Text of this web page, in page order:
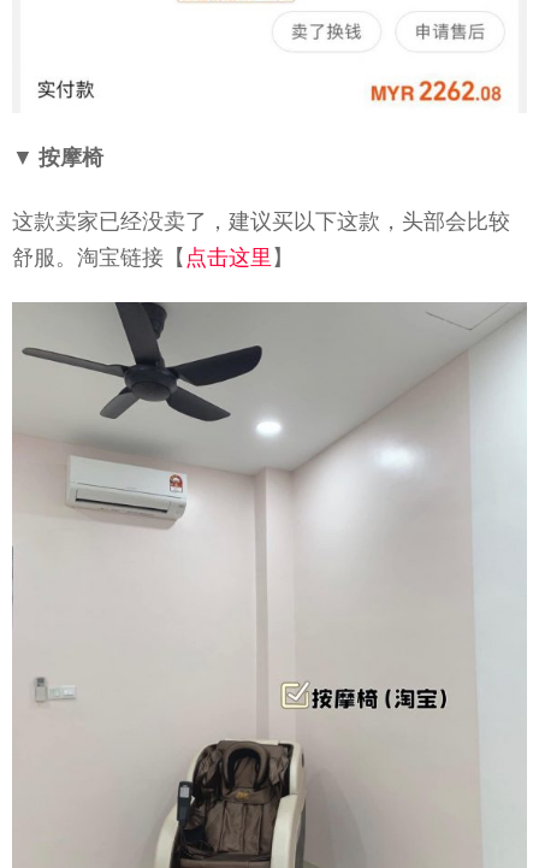
▼ 按摩椅
这款卖家已经没卖了，建议买以下这款，头部会比较
舒服。淘宝链接【点击这里】